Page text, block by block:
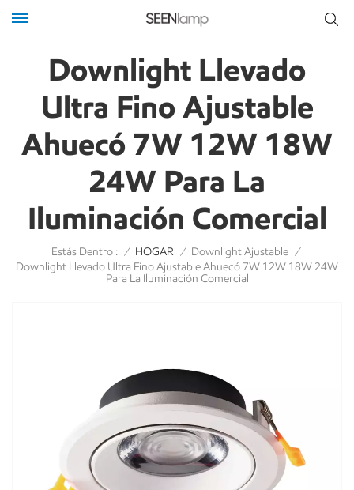
Downlight Llevado
Ultra Fino Ajustable
Ahuecó 7W 12W 18W
24W Para La
Iluminación Comercial
Estás Dentro : / HOGAR / Downlight Ajustable /
Downlight Llevado Ultra Fino Ajustable Ahuecó 7W 12W 18W 24W
Para La Iluminación Comercial